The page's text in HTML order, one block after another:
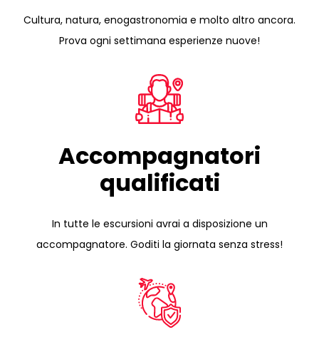
Cultura, natura, enogastronomia e molto altro ancora.
Prova ogni settimana esperienze nuove!
Accompagnatori
qualificati
In tutte le escursioni avrai a disposizione un
accompagnatore. Goditi la giornata senza stress!